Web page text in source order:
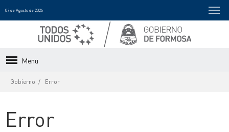
07 de Agosto de 2026
Menu
Gobierno Error
Error